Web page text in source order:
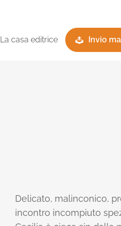
La casa editrice Invio
Delicato, malinconico,
incontro incompiuto